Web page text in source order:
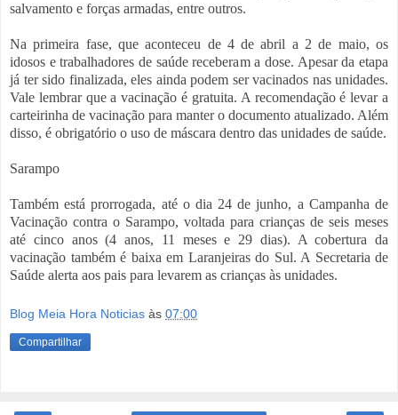
salvamento e forças armadas, entre outros.
Na primeira fase, que aconteceu de 4 de abril a 2 de maio, os
idosos e trabalhadores de saúde receberam a dose. Apesar da etapa
já ter sido finalizada, eles ainda podem ser vacinados nas unidades.
Vale lembrar que a vacinação é gratuita. A recomendação é levar a
carteirinha de vacinação para manter o documento atualizado. Além
disso, é obrigatório o uso de máscara dentro das unidades de saúde.
Sarampo
Também está prorrogada, até o dia 24 de junho, a Campanha de
Vacinação contra o Sarampo, voltada para crianças de seis meses
até cinco anos (4 anos, 11 meses e 29 dias). A cobertura da
vacinação também é baixa em Laranjeiras do Sul. A Secretaria de
Saúde alerta aos pais para levarem as crianças às unidades.
Blog Meia Hora Noticias às 07:00
Compartilhar